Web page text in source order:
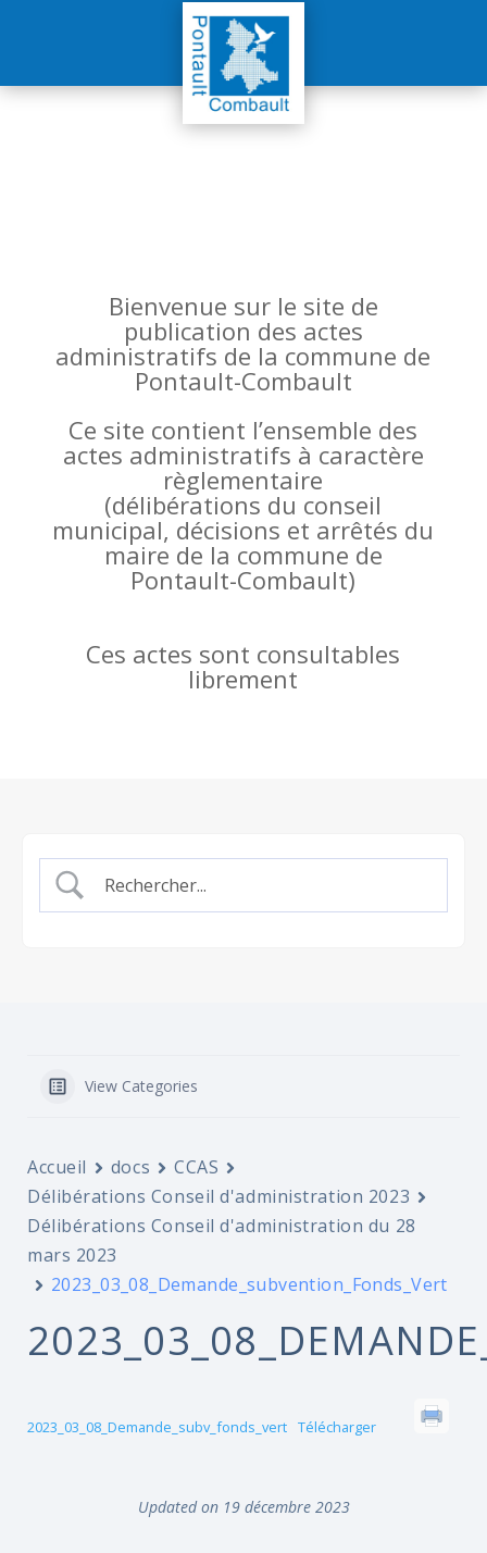
Bienvenue sur le site de
publication des actes
administratifs de la commune de
Pontault-Combault
Ce site contient l’ensemble des
actes administratifs à caractère
règlementaire
(délibérations du conseil
municipal, décisions et arrêtés du
maire de la commune de
Pontault-Combault)
Ces actes sont consultables
librement
View Categories
Accueil docs
CCAS
Délibérations Conseil d'administration 2023
Délibérations Conseil d'administration du 28
mars 2023
2023_03_08_Demande_subvention_Fonds_Vert
2023_03_08_Demande_subv_fonds_vert Télécharger
Updated on 19 décembre 2023